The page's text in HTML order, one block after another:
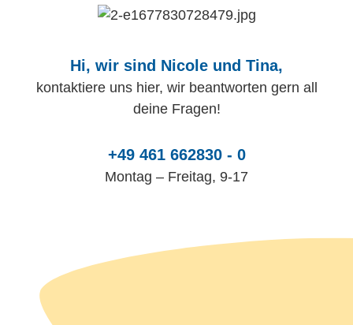
Hi, wir sind Nicole und Tina,
kontaktiere uns hier, wir beantworten gern all
deine Fragen!
+49 461 662830 - 0
Montag – Freitag, 9-17